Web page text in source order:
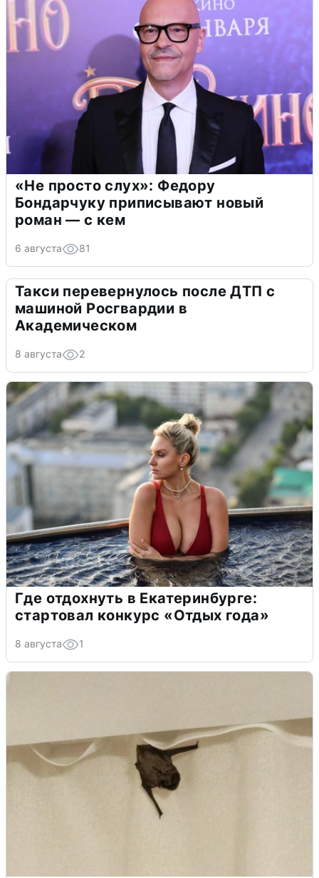
«Не просто слух»: Федору
Бондарчуку приписывают новый
роман — с кем
6 августа 81
Такси перевернулось после ДТП с
машиной Росгвардии в
Академическом
8 августа 2
Где отдохнуть в Екатеринбурге:
стартовал конкурс «Отдых года»
8 августа 1